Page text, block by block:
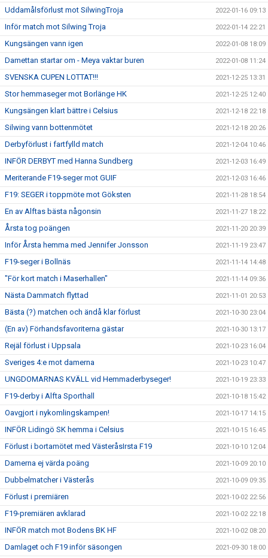
Uddamålsförlust mot SilwingTroja 2022-01-16 09:13
Inför match mot Silwing Troja 2022-01-14 22:21
Kungsängen vann igen 2022-01-08 18:09
Damettan startar om - Meya vaktar buren 2022-01-08 11:24
SVENSKA CUPEN LOTTAT!!! 2021-12-25 13:31
Stor hemmaseger mot Borlänge HK 2021-12-25 12:40
Kungsängen klart bättre i Celsius 2021-12-18 22:18
Silwing vann bottenmötet 2021-12-18 20:26
Derbyförlust i fartfylld match 2021-12-04 10:46
INFÖR DERBYT med Hanna Sundberg 2021-12-03 16:49
Meriterande F19-seger mot GUIF 2021-12-03 16:46
F19: SEGER i toppmöte mot Göksten 2021-11-28 18:54
En av Alftas bästa någonsin 2021-11-27 18:22
Årsta tog poängen 2021-11-20 20:39
Inför Årsta hemma med Jennifer Jonsson 2021-11-19 23:47
F19-seger i Bollnäs 2021-11-14 14:48
"För kort match i Maserhallen" 2021-11-14 09:36
Nästa Dammatch flyttad 2021-11-01 20:53
Bästa (?) matchen och ändå klar förlust 2021-10-30 23:04
(En av) Förhandsfavoriterna gästar 2021-10-30 13:17
Rejäl förlust i Uppsala 2021-10-23 16:04
Sveriges 4:e mot damerna 2021-10-23 10:47
UNGDOMARNAS KVÄLL vid Hemmaderbyseger! 2021-10-19 23:33
F19-derby i Alfta Sporthall 2021-10-18 15:42
Oavgjort i nykomlingskampen! 2021-10-17 14:15
INFÖR Lidingö SK hemma i Celsius 2021-10-15 16:45
Förlust i bortamötet med VästeråsIrsta F19 2021-10-10 12:04
Damerna ej värda poäng 2021-10-09 20:10
Dubbelmatcher i Västerås 2021-10-09 09:35
Förlust i premiären 2021-10-02 22:56
F19-premiären avklarad 2021-10-02 22:18
INFÖR match mot Bodens BK HF 2021-10-02 08:20
Damlaget och F19 inför säsongen 2021-09-30 18:00